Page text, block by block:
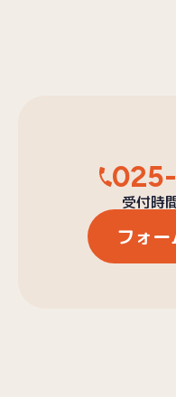
受付時
フォ